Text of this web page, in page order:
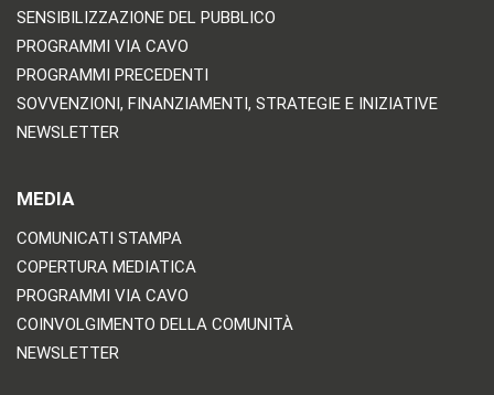
SENSIBILIZZAZIONE DEL PUBBLICO
PROGRAMMI VIA CAVO
PROGRAMMI PRECEDENTI
SOVVENZIONI, FINANZIAMENTI, STRATEGIE E INIZIATIVE
NEWSLETTER
MEDIA
COMUNICATI STAMPA
COPERTURA MEDIATICA
PROGRAMMI VIA CAVO
COINVOLGIMENTO DELLA COMUNITÀ
NEWSLETTER